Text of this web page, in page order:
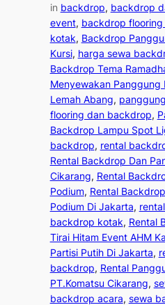
in backdrop, backdrop
event, backdrop
kotak, Backdrop
Kursi, harga sewa
Backdrop Tema
Menyewakan Panggung
Lemah Abang,
flooring dan backdrop,
Backdrop Lampu Spot
backdrop, rental
Rental Backdrop Dan
Cikarang, Rental
Podium, Rental
Podium Di Jakarta,
backdrop kotak, Rental
Tirai Hitam Event AHM
Partisi Putih Di Jakarta,
backdrop, Rental
PT.Komatsu Cikarang,
backdrop acara, sewa